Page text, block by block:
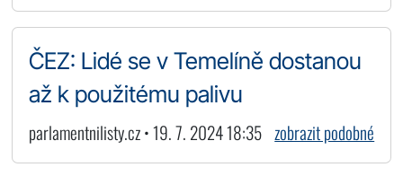
ČEZ: Lidé se v Temelíně dostanou
až k použitému palivu
parlamentnilisty.cz • 19. 7. 2024 18:35 zobrazit podobné